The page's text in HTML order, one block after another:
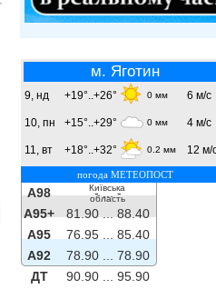
м. Яготин
9, нд +19°..+26° 0 мм 6 м/с
10, пн +15°..+29° 0 мм 4 м/с
11, вт +18°..+32° 0.2 мм 12 м/
погода МЕТЕОПОСТ
Київська
область
A98 - ...-
A95+
81.90 ...
88.40
A95
76.95 ...
85.40
A92
78.90 ...
78.90
ДТ
90.90 ...
95.90